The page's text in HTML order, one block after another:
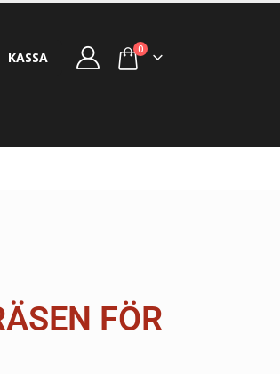
KASSA 0
FÖR